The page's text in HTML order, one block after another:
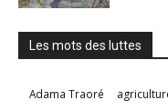
Les mots des luttes
Adama Traoré